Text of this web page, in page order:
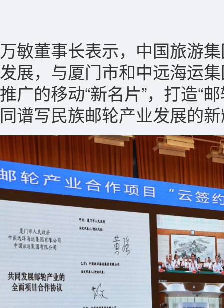
万敏董事长表示，中国旅游
发展，与厦门市和中远海运
推广的移动“新名片”，打造“
同谱写民族邮轮产业发展的